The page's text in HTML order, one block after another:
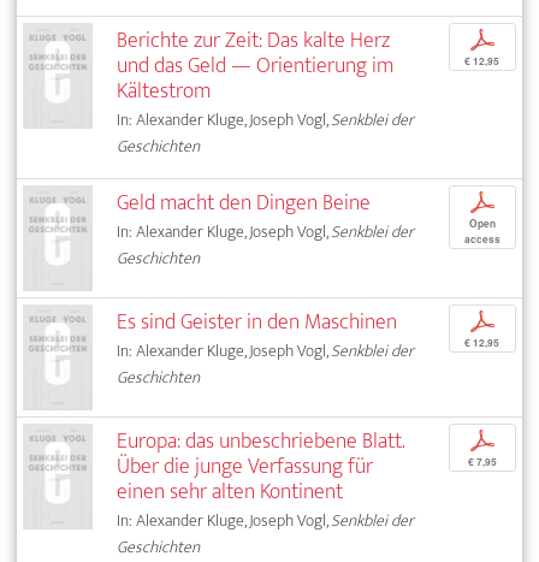
Berichte zur Zeit: Das kalte Herz
und das Geld — Orientierung im
Kältestrom
In: Alexander Kluge, Joseph Vogl,Senkblei der
Geschichten
p
€ 12,95
Geld macht den Dingen Beine
In: Alexander Kluge, Joseph Vogl,Senkblei der
Geschichten
p
Open
access
Es sind Geister in den Maschinen
In: Alexander Kluge, Joseph Vogl,Senkblei der
Geschichten
p
€ 12,95
Europa: das unbeschriebene Blatt.
Über die junge Verfassung für
einen sehr alten Kontinent
In: Alexander Kluge, Joseph Vogl,Senkblei der
Geschichten
p
€ 7,95